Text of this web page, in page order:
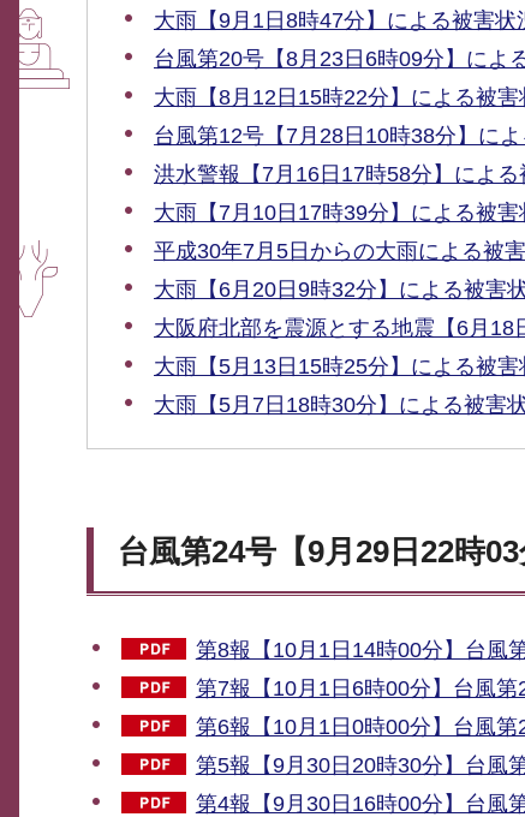
大雨【9月1日8時47分】による被害状
台風第20号【8月23日6時09分】によ
大雨【8月12日15時22分】による被害
台風第12号【7月28日10時38分】に
洪水警報【7月16日17時58分】による
大雨【7月10日17時39分】による被害
平成30年7月5日からの大雨による被
大雨【6月20日9時32分】による被害
大阪府北部を震源とする地震【6月18
大雨【5月13日15時25分】による被害
大雨【5月7日18時30分】による被害
台風第24号【9月29日22時
第8報【10月1日14時00分】台風
第7報【10月1日6時00分】台風第
第6報【10月1日0時00分】台風第
第5報【9月30日20時30分】台風
第4報【9月30日16時00分】台風